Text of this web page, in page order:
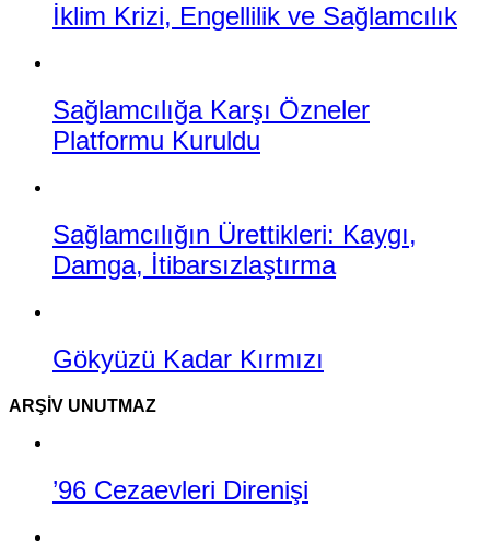
İklim Krizi, Engellilik ve Sağlamcılık
Sağlamcılığa Karşı Özneler
Platformu Kuruldu
Sağlamcılığın Ürettikleri: Kaygı,
Damga, İtibarsızlaştırma
Gökyüzü Kadar Kırmızı
ARŞIV UNUTMAZ
’96 Cezaevleri Direnişi